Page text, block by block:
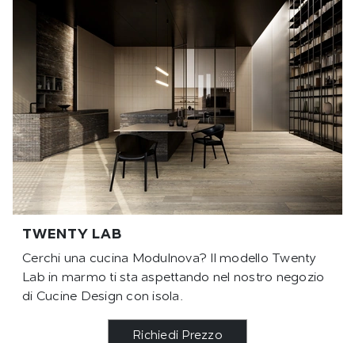
TWENTY LAB
Cerchi una cucina Modulnova? Il modello Twenty
Lab in marmo ti sta aspettando nel nostro negozio
di Cucine Design con isola.
Richiedi Prezzo